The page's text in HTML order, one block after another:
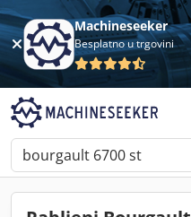
Machineseeker
Besplatno u trgovini